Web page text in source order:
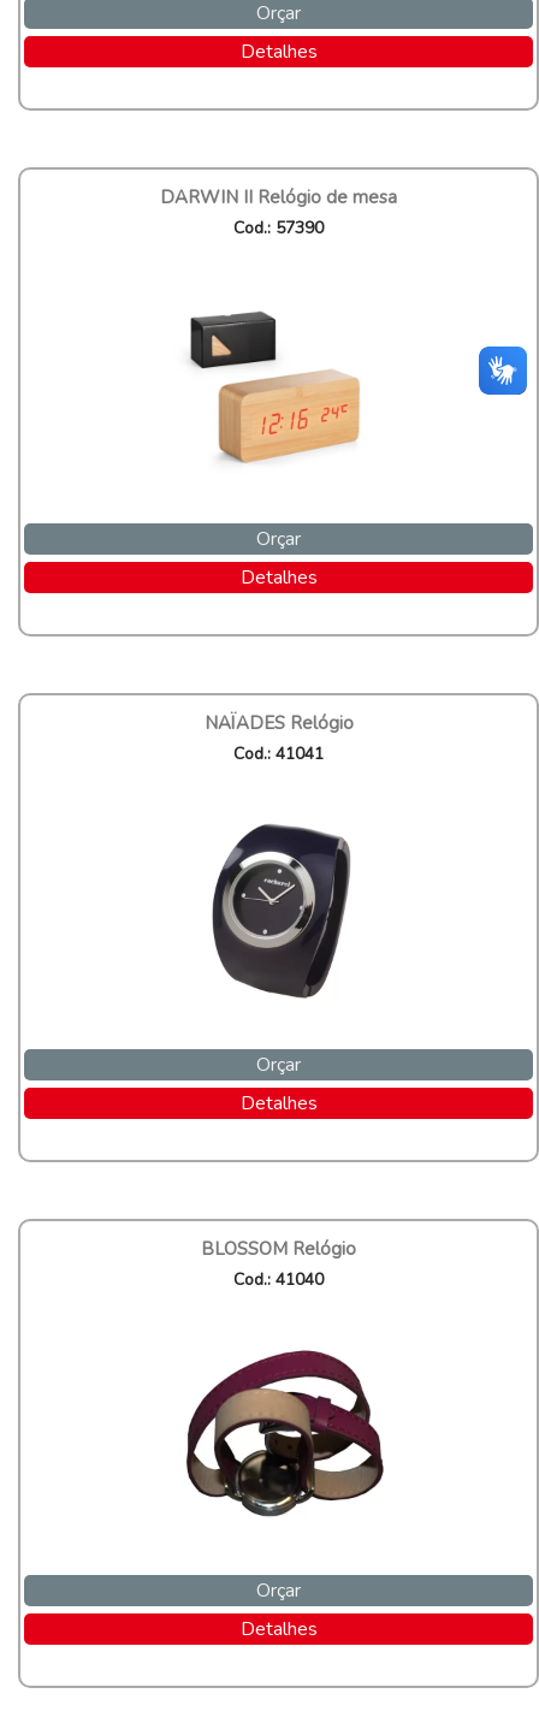
Orçar
Detalhes
DARWIN II Relógio de mesa
Cod.: 57390
Orçar
Detalhes
NAÏADES Relógio
Cod.: 41041
Orçar
Detalhes
BLOSSOM Relógio
Cod.: 41040
Orçar
Detalhes